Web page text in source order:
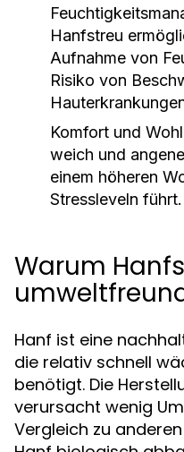
Hanfstreu
Aufnahme von
Risiko von
Komfort und
weich und
einem höheren
Stressleveln führt.
Warum
Hanf ist eine
die relativ schnell
benötigt. Die
verursacht wenig
Vergleich zu